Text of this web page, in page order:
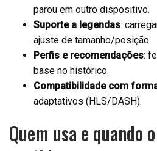
parou em outro dispositivo.
Suporte a legendas:
ajuste de tamanho/posição.
Perfis e recomendações:
base no histórico.
Compatibilidade com
adaptativos (HLS/DASH).
Quem usa e quando